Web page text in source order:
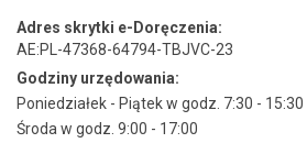
Adres skrytki e-Doręczenia:
AE:PL-47368-64794-TBJVC-23
Godziny urzędowania:
Poniedziałek - Piątek w godz. 7:30 - 15:30
Środa w godz. 9:00 - 17:00